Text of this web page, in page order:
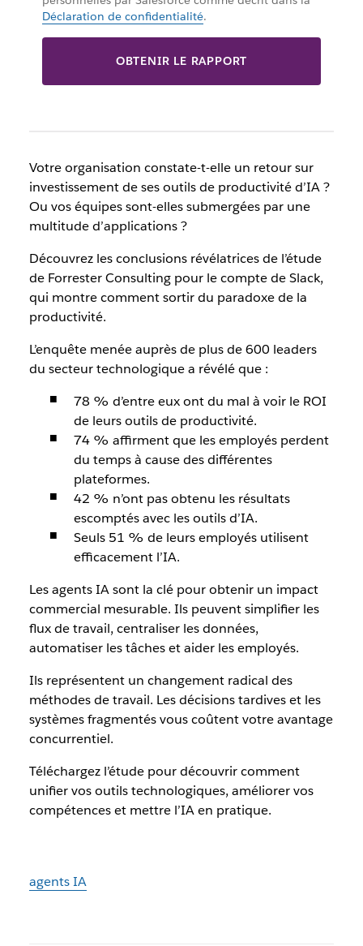
Déclaration de confidentialité.
OBTENIR LE RAPPORT
Votre organisation constate-t-elle un retour sur
investissement de ses outils de productivité d’IA ?
Ou vos équipes sont-elles submergées par une
multitude d’applications ?
Découvrez les conclusions révélatrices de l’étude
de Forrester Consulting pour le compte de Slack,
qui montre comment sortir du paradoxe de la
productivité.
L’enquête menée auprès de plus de 600 leaders
du secteur technologique a révélé que :
78 % d’entre eux ont du mal à voir le ROI
de leurs outils de productivité.
74 % affirment que les employés perdent
du temps à cause des différentes
plateformes.
42 % n’ont pas obtenu les résultats
escomptés avec les outils d’IA.
Seuls 51 % de leurs employés utilisent
efficacement l’IA.
Les agents IA sont la clé pour obtenir un impact
commercial mesurable. Ils peuvent simplifier les
flux de travail, centraliser les données,
automatiser les tâches et aider les employés.
Ils représentent un changement radical des
méthodes de travail. Les décisions tardives et les
systèmes fragmentés vous coûtent votre avantage
concurrentiel.
Téléchargez l’étude pour découvrir comment
unifier vos outils technologiques, améliorer vos
compétences et mettre l’IA en pratique.
agents IA